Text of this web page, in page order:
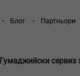
Блог Партньори
Гумаджийски